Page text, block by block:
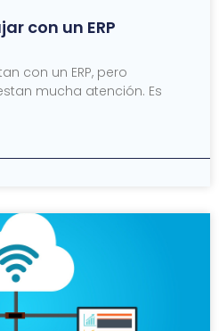
con un ERP
con un ERP, pero
mucha atención. Es